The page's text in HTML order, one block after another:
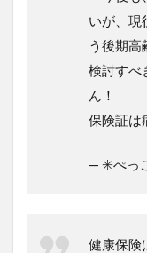
いが、現
う後期高
検討すべ
ん！
保険証は
— ✳️ぺっ
健康保険